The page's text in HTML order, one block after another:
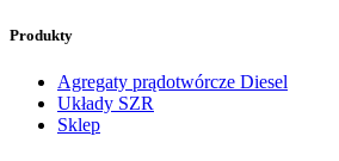
Produkty
Agregaty prądotwórcze Diesel
Układy SZR
Sklep